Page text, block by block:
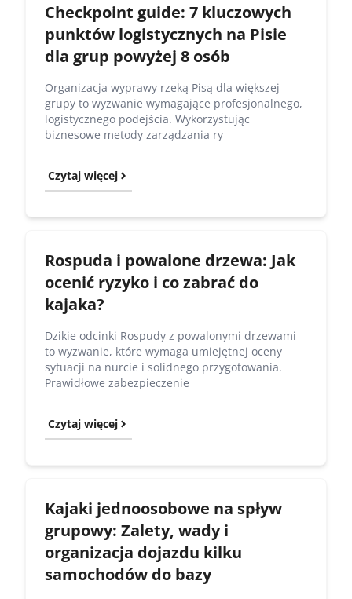
Checkpoint guide: 7 kluczowych
punktów logistycznych na Pisie
dla grup powyżej 8 osób
Organizacja wyprawy rzeką Pisą dla większej
grupy to wyzwanie wymagające profesjonalnego,
logistycznego podejścia. Wykorzystując
biznesowe metody zarządzania ry
Czytaj więcej
Rospuda i powalone drzewa: Jak
ocenić ryzyko i co zabrać do
kajaka?
Dzikie odcinki Rospudy z powalonymi drzewami
to wyzwanie, które wymaga umiejętnej oceny
sytuacji na nurcie i solidnego przygotowania.
Prawidłowe zabezpieczenie
Czytaj więcej
Kajaki jednoosobowe na spływ
grupowy: Zalety, wady i
organizacja dojazdu kilku
samochodów do bazy